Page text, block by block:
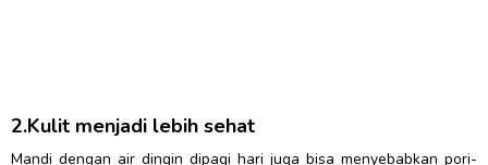
2.Kulit menjadi lebih sehat
Mandi dengan air dingin dipagi hari juga bisa menyebabkan pori-